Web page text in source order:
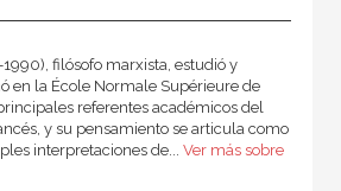
filósofo marxista, estudió y
en la École Normale Supérieure de
referentes académicos del
y su pensamiento se articula como
interpretaciones de... Ver más sobre